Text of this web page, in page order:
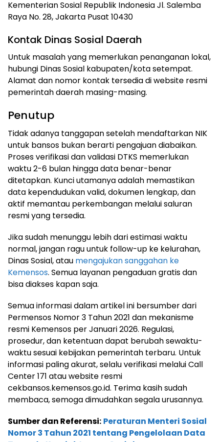
Kementerian Sosial Republik Indonesia Jl. Salemba
Raya No. 28, Jakarta Pusat 10430
Kontak Dinas Sosial Daerah
Untuk masalah yang memerlukan penanganan lokal,
hubungi Dinas Sosial kabupaten/kota setempat.
Alamat dan nomor kontak tersedia di website resmi
pemerintah daerah masing-masing.
Penutup
Tidak adanya tanggapan setelah mendaftarkan NIK
untuk bansos bukan berarti pengajuan diabaikan.
Proses verifikasi dan validasi DTKS memerlukan
waktu 2-6 bulan hingga data benar-benar
ditetapkan. Kunci utamanya adalah memastikan
data kependudukan valid, dokumen lengkap, dan
aktif memantau perkembangan melalui saluran
resmi yang tersedia.
Jika sudah menunggu lebih dari estimasi waktu
normal, jangan ragu untuk follow-up ke kelurahan,
Dinas Sosial, atau mengajukan sanggahan ke
Kemensos. Semua layanan pengaduan gratis dan
bisa diakses kapan saja.
Semua informasi dalam artikel ini bersumber dari
Permensos Nomor 3 Tahun 2021 dan mekanisme
resmi Kemensos per Januari 2026. Regulasi,
prosedur, dan ketentuan dapat berubah sewaktu-
waktu sesuai kebijakan pemerintah terbaru. Untuk
informasi paling akurat, selalu verifikasi melalui Call
Center 171 atau website resmi
cekbansos.kemensos.go.id. Terima kasih sudah
membaca, semoga dimudahkan segala urusannya.
Sumber dan Referensi: Peraturan Menteri Sosial
Nomor 3 Tahun 2021 tentang Pengelolaan Data